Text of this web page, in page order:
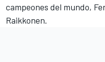
campeones del mundo,
Raikkonen.